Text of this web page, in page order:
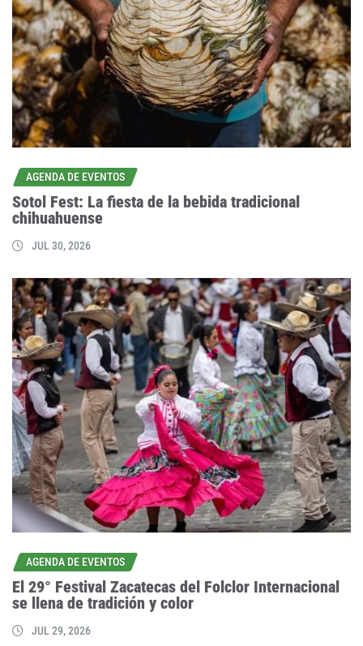
AGENDA DE EVENTOS
Sotol Fest: La fiesta de la bebida tradicional
chihuahuense
JUL 30, 2026
AGENDA DE EVENTOS
El 29° Festival Zacatecas del Folclor Internacional
se llena de tradición y color
JUL 29, 2026